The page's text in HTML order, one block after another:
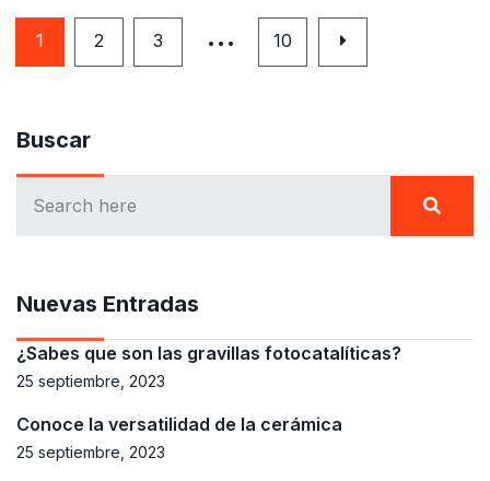
1 2 3 … 10
Buscar
Nuevas Entradas
¿Sabes que son las gravillas fotocatalíticas?
25 septiembre, 2023
Conoce la versatilidad de la cerámica
25 septiembre, 2023